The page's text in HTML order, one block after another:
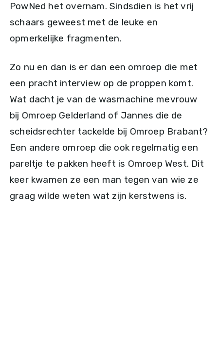
PowNed het overnam. Sindsdien is het vrij
schaars geweest met de leuke en
opmerkelijke fragmenten.
Zo nu en dan is er dan een omroep die met
een pracht interview op de proppen komt.
Wat dacht je van de wasmachine mevrouw
bij Omroep Gelderland of Jannes die de
scheidsrechter tackelde bij Omroep Brabant?
Een andere omroep die ook regelmatig een
pareltje te pakken heeft is Omroep West. Dit
keer kwamen ze een man tegen van wie ze
graag wilde weten wat zijn kerstwens is.